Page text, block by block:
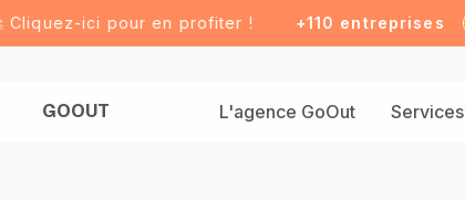
ici pour en profiter ! +110 entreprises
GOOUT L'agence GoOut Services